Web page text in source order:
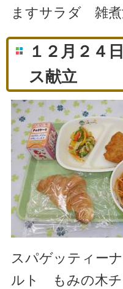
ますサラダ 雑
１２月２４
ス献立
スパゲッティー
ルト もみの木